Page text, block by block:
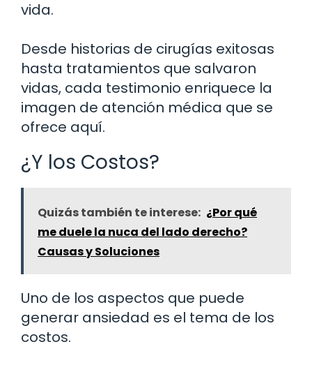
vida.
Desde historias de cirugías exitosas
hasta tratamientos que salvaron
vidas, cada testimonio enriquece la
imagen de atención médica que se
ofrece aquí.
¿Y los Costos?
Quizás también te interese: ¿Por qué
me duele la nuca del lado derecho?
Causas y Soluciones
Uno de los aspectos que puede
generar ansiedad es el tema de los
costos.